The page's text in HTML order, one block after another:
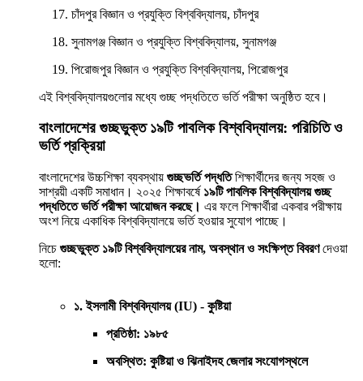
চাঁদপুর বিজ্ঞান ও প্রযুক্তি বিশ্ববিদ্যালয়, চাঁদপুর​
সুনামগঞ্জ বিজ্ঞান ও প্রযুক্তি বিশ্ববিদ্যালয়, সুনামগঞ্জ​
পিরোজপুর বিজ্ঞান ও প্রযুক্তি বিশ্ববিদ্যালয়, পিরোজপুর​
এই বিশ্ববিদ্যালয়গুলোর মধ্যে গুচ্ছ পদ্ধতিতে ভর্তি পরীক্ষা অনুষ্ঠিত হবে। ​
বাংলাদেশের গুচ্ছভুক্ত ১৯টি পাবলিক বিশ্ববিদ্যালয়: পরিচিতি ও
ভর্তি প্রক্রিয়া
বাংলাদেশের উচ্চশিক্ষা ব্যবস্থায় গুচ্ছভর্তি পদ্ধতিশিক্ষার্থীদের জন্য সহজ ও
সাশ্রয়ী একটি সমাধান। ২০২৫ শিক্ষাবর্ষে ১৯টি পাবলিক বিশ্ববিদ্যালয় গুচ্ছ
পদ্ধতিতে ভর্তি পরীক্ষা আয়োজন করছে। এর ফলে শিক্ষার্থীরা একবার পরীক্ষায়
অংশ নিয়ে একাধিক বিশ্ববিদ্যালয়ে ভর্তি হওয়ার সুযোগ পাচ্ছে।
নিচে গুচ্ছভুক্ত ১৯টি বিশ্ববিদ্যালয়ের নাম, অবস্থান ও সংক্ষিপ্ত বিবরণদেওয়া
হলো:
১. ইসলামী বিশ্ববিদ্যালয় (IU) - কুষ্টিয়া
প্রতিষ্ঠা: ১৯৮৫
অবস্থিত: কুষ্টিয়া ও ঝিনাইদহ জেলার সংযোগস্থলে